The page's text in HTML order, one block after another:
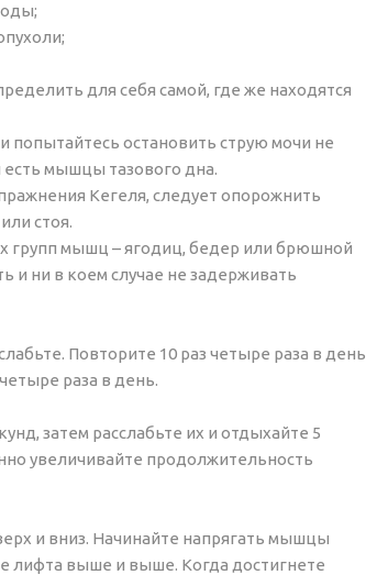
для себя самой, где же находятся
попытайтесь остановить струю мочи не
мышцы тазового дна.
Кегеля, следует опорожнить
стоя.
групп мышц – ягодиц, бедер или брюшной
ни в коем случае не задерживать
Повторите 10 раз четыре раза в день
раза в день.
затем расслабьте их и отдыхайте 5
увеличивайте продолжительность
и вниз. Начинайте напрягать мышцы
лифта выше и выше. Когда достигнете